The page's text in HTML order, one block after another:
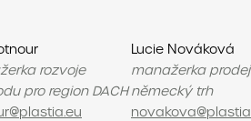
rozvoje
pro region DACH
Lucie Nováková
manažerka
německý trh